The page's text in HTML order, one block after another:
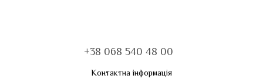
+38 068 540 48 00
Контактна інформація